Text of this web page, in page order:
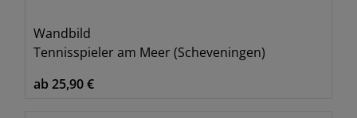
Wandbild
Tennisspieler am Meer (Scheveningen)
ab 25,90 €